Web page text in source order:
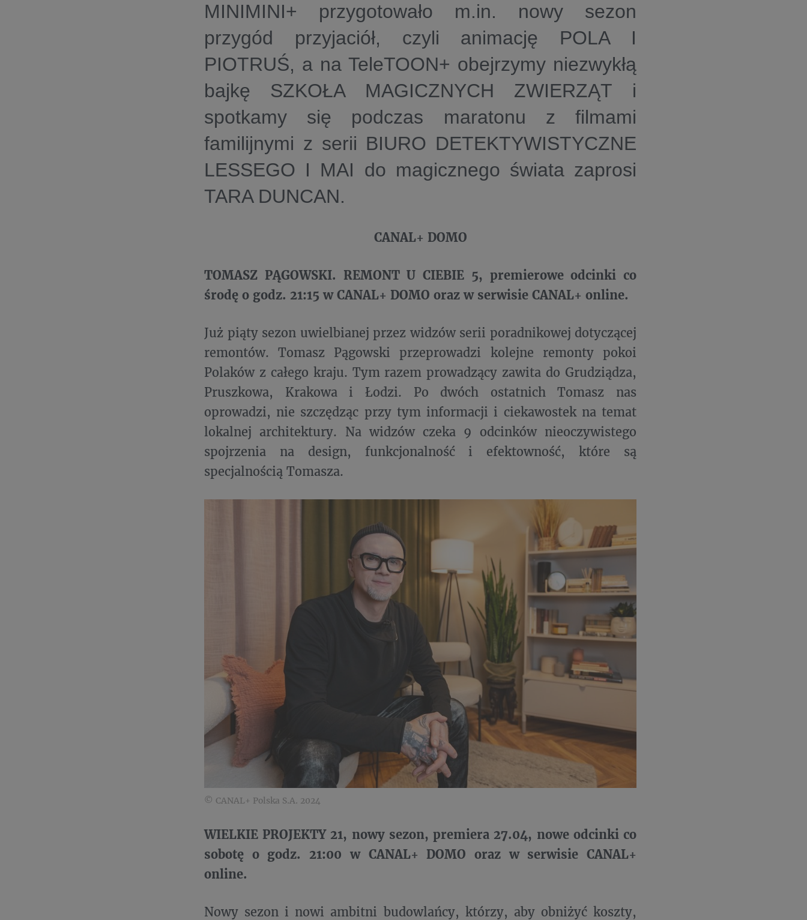
MINIMINI+ przygotowało m.in. nowy sezon
przygód przyjaciół, czyli animację POLA I
PIOTRUŚ, a na TeleTOON+ obejrzymy niezwykłą
bajkę SZKOŁA MAGICZNYCH ZWIERZĄT i
spotkamy się podczas maratonu z filmami
familijnymi z serii BIURO DETEKTYWISTYCZNE
LESSEGO I MAI do magicznego świata zaprosi
TARA DUNCAN.
CANAL+ DOMO
TOMASZ PĄGOWSKI. REMONT U CIEBIE 5, premierowe odcinki co
środę o godz. 21:15 w CANAL+ DOMO oraz w serwisie CANAL+ online.
Już piąty sezon uwielbianej przez widzów serii poradnikowej dotyczącej
remontów. Tomasz Pągowski przeprowadzi kolejne remonty pokoi
Polaków z całego kraju. Tym razem prowadzący zawita do Grudziądza,
Pruszkowa, Krakowa i Łodzi. Po dwóch ostatnich Tomasz nas
oprowadzi, nie szczędząc przy tym informacji i ciekawostek na temat
lokalnej architektury. Na widzów czeka 9 odcinków nieoczywistego
spojrzenia na design, funkcjonalność i efektowność, które są
specjalnością Tomasza.
© CANAL+ Polska S.A. 2024
WIELKIE PROJEKTY 21, nowy sezon, premiera 27.04, nowe odcinki co
sobotę o godz. 21:00 w CANAL+ DOMO oraz w serwisie CANAL+
online.
Nowy sezon i nowi ambitni budowlańcy, którzy, aby obniżyć koszty,